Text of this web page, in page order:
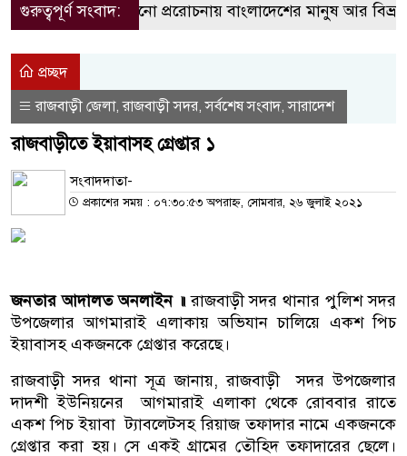
গুরুত্বপূর্ণ সংবাদ:কোনো প্ররোচনায় বাংলাদেশের মানুষ আর বিভ্রান্ত
প্রচ্ছদ
রাজবাড়ী জেলা,রাজবাড়ী সদর,সর্বশেষ সংবাদ,সারাদেশ
রাজবাড়ীতে ইয়াবাসহ গ্রেপ্তার ১
সংবাদদাতা-
প্রকাশের সময় : ০৭:৩০:৫৩ অপরাহ্ন, সোমবার, ২৬ জুলাই ২০২১
জনতার আদালত অনলাইন ॥রাজবাড়ী সদর থানার পুলিশ সদর
উপজেলার আগমারাই এলাকায় অভিযান চালিয়ে একশ পিচ
ইয়াবাসহ একজনকে গ্রেপ্তার করেছে।
রাজবাড়ী সদর থানা সূত্র জানায়, রাজবাড়ী সদর উপজেলার
দাদশী ইউনিয়নের আগমারাই এলাকা থেকে রোববার রাতে
একশ পিচ ইয়াবা ট্যাবলেটসহ রিয়াজ তফাদার নামে একজনকে
গ্রেপ্তার করা হয়। সে একই গ্রামের তৌহিদ তফাদারের ছেলে।